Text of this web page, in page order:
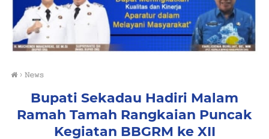
› 𝙽𝚎𝚠𝚜
Bupati Sekadau Hadiri Malam
Ramah Tamah Rangkaian Puncak
Kegiatan BBGRM ke XII